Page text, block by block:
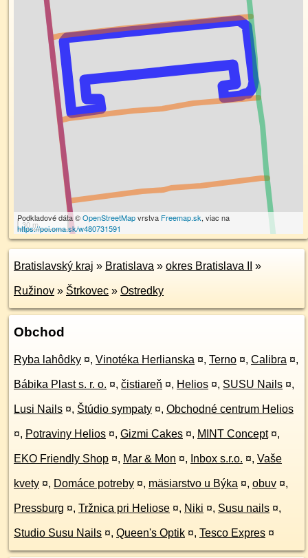
30 m
Podkladové dáta ©OpenStreetMapvrstva Freemap.sk, viac na
https://poi.oma.sk/w480731591
Bratislavský kraj » Bratislava » okres Bratislava II »
Ružinov » Štrkovec » Ostredky
Obchod
Ryba lahôdky ¤, Vinotéka Herlianska ¤, Terno ¤, Calibra ¤,
Bábika Plast s. r. o. ¤, čistiareň ¤, Helios ¤, SUSU Nails ¤,
Lusi Nails ¤, Štúdio sympaty ¤, Obchodné centrum Helios
¤, Potraviny Helios ¤, Gizmi Cakes ¤, MINT Concept ¤,
EKO Friendly Shop ¤, Mar & Mon ¤, Inbox s.r.o. ¤, Vaše
kvety ¤, Domáce potreby ¤, mäsiarstvo u Býka ¤, obuv ¤,
Pressburg ¤, Tržnica pri Heliose ¤, Niki ¤, Susu nails ¤,
Studio Susu Nails ¤, Queen's Optik ¤, Tesco Expres ¤